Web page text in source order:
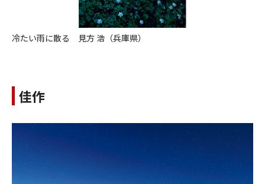
冷たい雨に散る 見方 浩（兵庫県）
佳作